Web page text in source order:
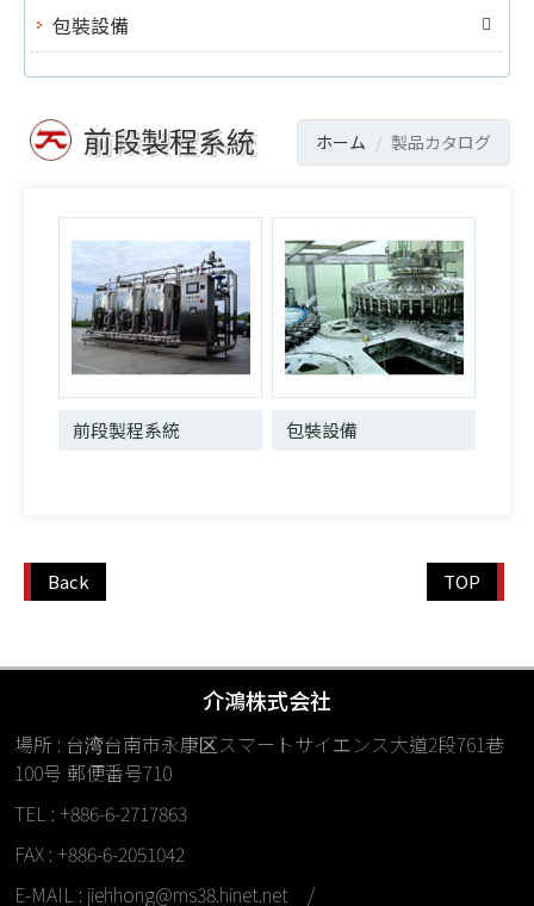
包裝設備
前段製程系統 ホーム 製品カタログ
前段製程系統 包裝設備
Back TOP
介鴻株式会社
場所 : 台湾台南市永康区スマートサイエンス大道2段761巷
100号 郵便番号710
TEL : +886-6-2717863
FAX : +886-6-2051042
E-MAIL : jiehhong@ms38.hinet.net /